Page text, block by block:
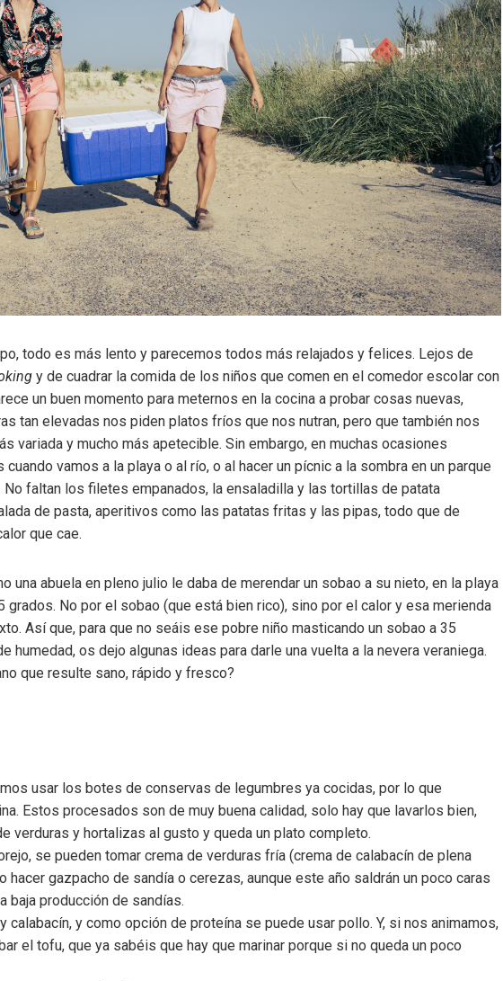
todo es más lento y parecemos todos más relajados y felices. Lejos de
y de cuadrar la comida de los niños que comen en el comedor escolar con
un buen momento para meternos en la cocina a probar cosas nuevas,
tan elevadas nos piden platos fríos que nos nutran, pero que también nos
variada y mucho más apetecible. Sin embargo, en muchas ocasiones
vamos a la playa o al río, o al hacer un pícnic a la sombra en un parque
faltan los filetes empanados, la ensaladilla y las tortillas de patata
de pasta, aperitivos como las patatas fritas y las pipas, todo que de
que cae.
una abuela en pleno julio le daba de merendar un sobao a su nieto, en la playa
grados. No por el sobao (que está bien rico), sino por el calor y esa merienda
Así que, para que no seáis ese pobre niño masticando un sobao a 35
humedad, os dejo algunas ideas para darle una vuelta a la nevera veraniega.
que resulte sano, rápido y fresco?
usar los botes de conservas de legumbres ya cocidas, por lo que
Estos procesados son de muy buena calidad, solo hay que lavarlos bien,
verduras y hortalizas al gusto y queda un plato completo.
se pueden tomar crema de verduras fría (crema de calabacín de plena
hacer gazpacho de sandía o cerezas, aunque este año saldrán un poco caras
baja producción de sandías.
calabacín, y como opción de proteína se puede usar pollo. Y, si nos animamos,
el tofu, que ya sabéis que hay que marinar porque si no queda un poco